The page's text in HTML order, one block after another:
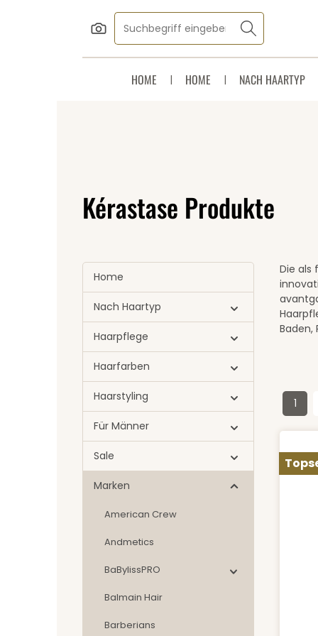
Zum Hauptinhalt springen
Zur Suche springen
Zur Hauptnavigation springen
HOME HOME NACH HAARTYP
Kérastase Produkte
Home
Nach Haartyp
Haarpflege
Haarfarben
Haarstyling
Für Männer
Sale
Marken
American Crew
Andmetics
BaBylissPRO
Balmain Hair
Barberians
Die als
Seite
1